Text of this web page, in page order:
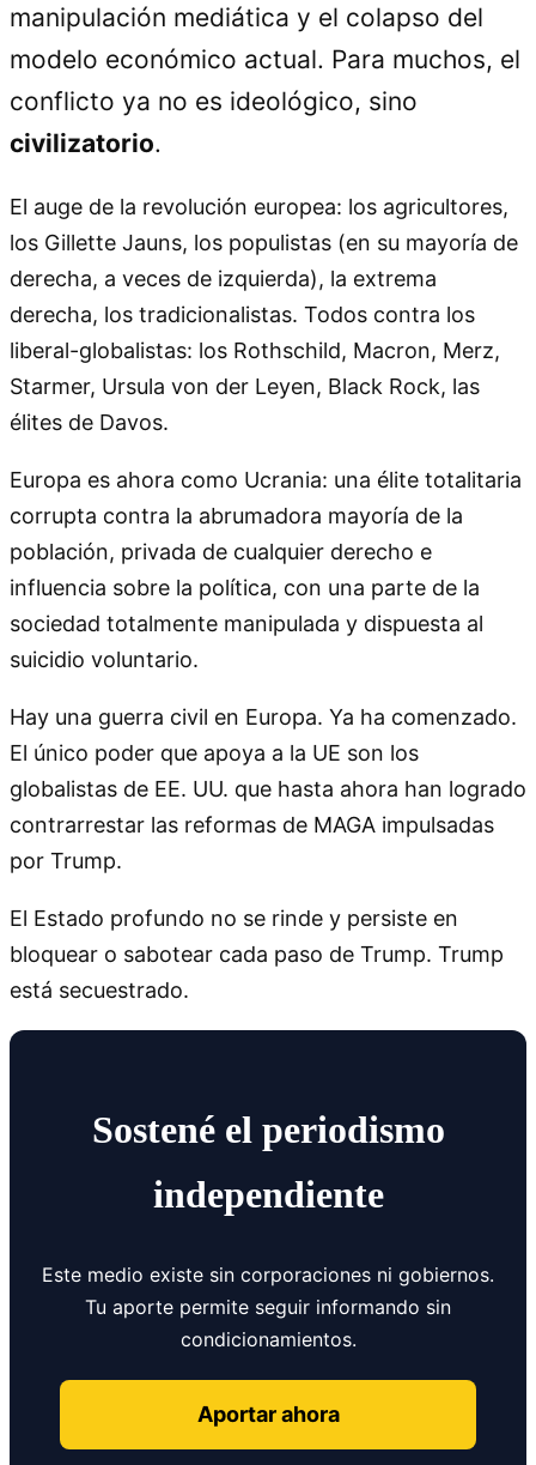
manipulación mediática y el colapso del
modelo económico actual. Para muchos, el
conflicto ya no es ideológico, sino
civilizatorio.
El auge de la revolución europea: los agricultores,
los Gillette Jauns, los populistas (en su mayoría de
derecha, a veces de izquierda), la extrema
derecha, los tradicionalistas. Todos contra los
liberal-globalistas: los Rothschild, Macron, Merz,
Starmer, Ursula von der Leyen, Black Rock, las
élites de Davos.
Europa es ahora como Ucrania: una élite totalitaria
corrupta contra la abrumadora mayoría de la
población, privada de cualquier derecho e
influencia sobre la política, con una parte de la
sociedad totalmente manipulada y dispuesta al
suicidio voluntario.
Hay una guerra civil en Europa. Ya ha comenzado.
El único poder que apoya a la UE son los
globalistas de EE. UU. que hasta ahora han logrado
contrarrestar las reformas de MAGA impulsadas
por Trump.
El Estado profundo no se rinde y persiste en
bloquear o sabotear cada paso de Trump. Trump
está secuestrado.
Sostené el periodismo
independiente
Este medio existe sin corporaciones ni gobiernos.
Tu aporte permite seguir informando sin
condicionamientos.
Aportar ahora